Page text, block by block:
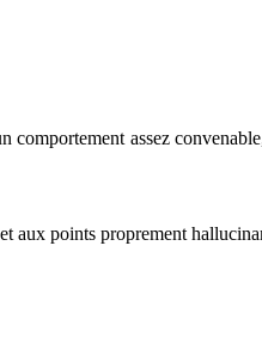
assez
aux points proprement